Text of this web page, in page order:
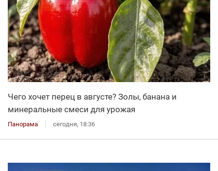
Чего хочет перец в августе? Золы, банана и
минеральные смеси для урожая
Панорама сегодня, 18:36